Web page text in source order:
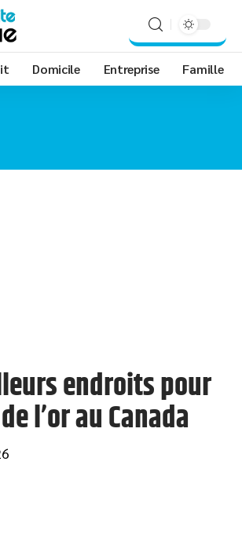
Domicile Entreprise Famille
endroits pour
l’or au Canada